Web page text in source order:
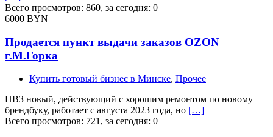
Всего просмотров: 860, за сегодня: 0
6000 BYN
Продается пункт выдачи заказов OZON
г.М.Горка
Купить готовый бизнес в Минске, Прочее
ПВЗ новый, действующий с хорошим ремонтом по новому
брендбуку, работает с августа 2023 года, но […]
Всего просмотров: 721, за сегодня: 0